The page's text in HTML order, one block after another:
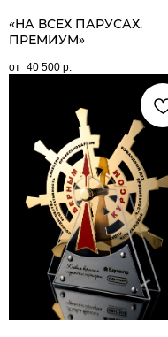
«НА ВСЕХ ПАРУСАХ.
ПРЕМИУМ»
40 500 р.